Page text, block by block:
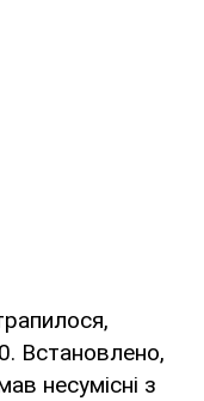
Встановлено,
несумісні з